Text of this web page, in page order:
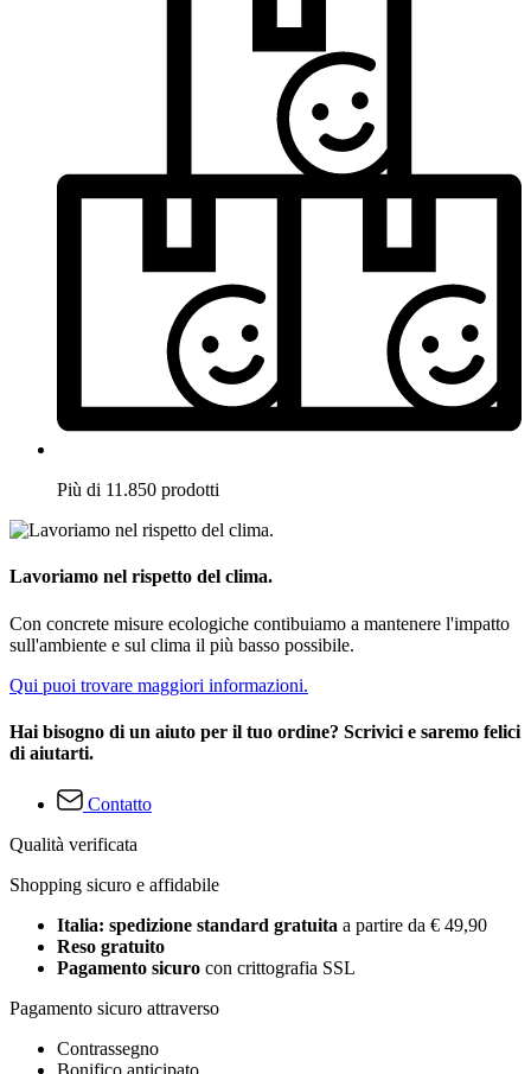
Più di 11.850 prodotti
Lavoriamo nel rispetto del clima.
Con concrete misure ecologiche contibuiamo a mantenere l'impatto
sull'ambiente e sul clima il più basso possibile.
Qui puoi trovare maggiori informazioni.
Hai bisogno di un aiuto per il tuo ordine? Scrivici e saremo felici
di aiutarti.
Contatto
Qualità verificata
Shopping sicuro e affidabile
Italia: spedizione standard gratuita a partire da € 49,90
Reso gratuito
Pagamento sicuro con crittografia SSL
Pagamento sicuro attraverso
Contrassegno
Bonifico anticipato